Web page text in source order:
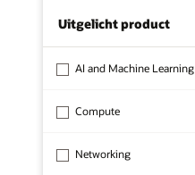
Uitgelicht product
AI and Machine Learning
Compute
Networking